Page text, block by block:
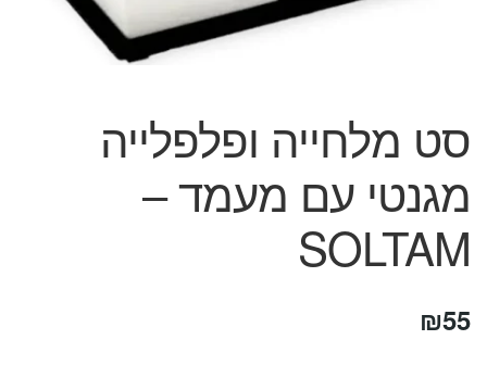
מתכונים שלכם
מאמרים
עגלת קניות
סט מלחייה ופלפלייה
מגנטי עם מעמד –
SOLTAM
₪55